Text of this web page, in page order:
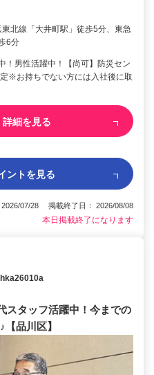
北線「大井町駅」徒歩5分、東急
6分
！男性活躍中！【尚可】防災セン
※お持ちでない方には入社後に取
詳細を見る
ントを見る
2026/07/28 掲載終了日： 2026/08/08
本日掲載終了になります
スタッフ活躍中！今までの
品川区】